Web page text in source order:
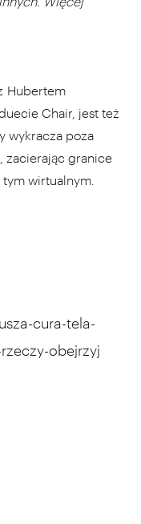
Hubertem
Chair, jest też
wykracza poza
zacierając granice
wirtualnym.
cura-tela-
obejrzyj